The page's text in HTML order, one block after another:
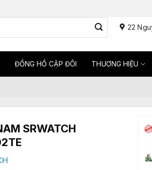
22
ĐỒNG HỒ CẶP ĐÔI THƯƠNG HIỆU
SRWATCH